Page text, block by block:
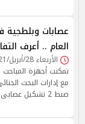
عصابات
العام .. أعرف
الأربعاء 28/أبريل/2021 - 04:34 ص
تمكنت أجهزة المباحث
ضبط 2 تشكيل عصابى ضما 4 متهمين إرتكبوا 4 حادث …